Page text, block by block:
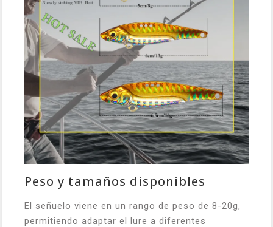
Peso y tamaños disponibles
El señuelo viene en un rango de peso de 8-20g,
permitiendo adaptar el lure a diferentes